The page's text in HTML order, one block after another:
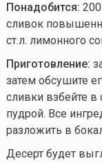
Понадобится:
сливок
ст.л. лимонного
Приготовление:
затем обсушите
сливки взбейте в
пудрой. Все
разложить в
Десерт будет